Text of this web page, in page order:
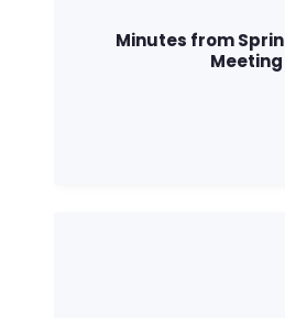
Minutes from
Meeting